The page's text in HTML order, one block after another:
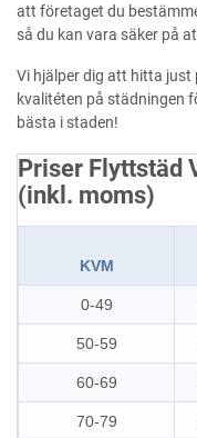
att företaget du
så du kan vara säker på
Vi hjälper dig att hitta
kvalitéten på städningen
bästa i staden!
Priser Flyttstäd
(inkl. moms)
KVM
0-49
50-59
60-69
70-79